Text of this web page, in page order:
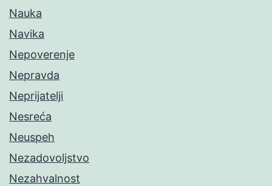
Nauka
Navika
Nepoverenje
Nepravda
Neprijatelji
Nesreća
Neuspeh
Nezadovoljstvo
Nezahvalnost